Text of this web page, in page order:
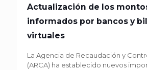
Actualización de los
informados por bancos y
virtuales
La Agencia de Recaudación y
(ARCA) ha establecido nuevos